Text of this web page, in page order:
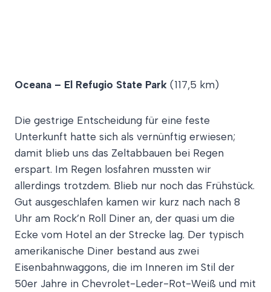
Oceana – El Refugio State Park (117,5 km)
Die gestrige Entscheidung für eine feste
Unterkunft hatte sich als vernünftig erwiesen;
damit blieb uns das Zeltabbauen bei Regen
erspart. Im Regen losfahren mussten wir
allerdings trotzdem. Blieb nur noch das Frühstück.
Gut ausgeschlafen kamen wir kurz nach nach 8
Uhr am Rock’n Roll Diner an, der quasi um die
Ecke vom Hotel an der Strecke lag. Der typisch
amerikanische Diner bestand aus zwei
Eisenbahnwaggons, die im Inneren im Stil der
50er Jahre in Chevrolet-Leder-Rot-Weiß und mit